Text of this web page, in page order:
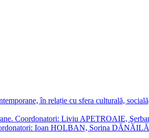
în relație cu sfera culturală,
Coordonatori: Liviu APETROAIE,
Ioan HOLBAN, Sorina DĂNĂILĂ